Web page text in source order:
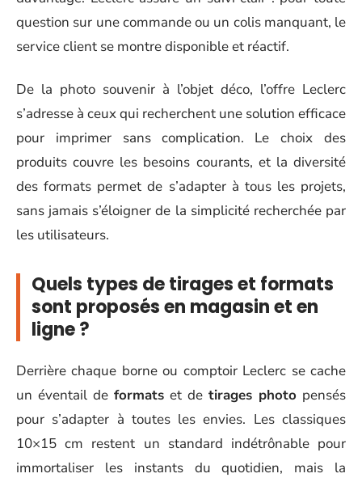
question sur une commande ou un colis manquant, le
service client se montre disponible et réactif.
De la photo souvenir à l’objet déco, l’offre Leclerc
s’adresse à ceux qui recherchent une solution efficace
pour imprimer sans complication. Le choix des
produits couvre les besoins courants, et la diversité
des formats permet de s’adapter à tous les projets,
sans jamais s’éloigner de la simplicité recherchée par
les utilisateurs.
Quels types de tirages et formats
sont proposés en magasin et en
ligne ?
Derrière chaque borne ou comptoir Leclerc se cache
un éventail de formats et de tirages photo pensés
pour s’adapter à toutes les envies. Les classiques
10×15 cm restent un standard indétrônable pour
immortaliser les instants du quotidien, mais la